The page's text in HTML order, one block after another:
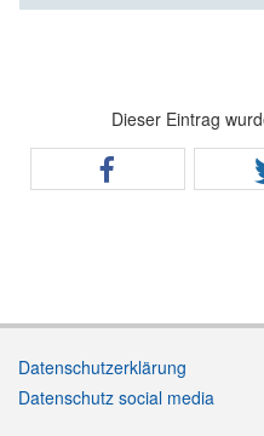
Dieser Eintrag
Datenschutzerklärung
Datenschutz social media